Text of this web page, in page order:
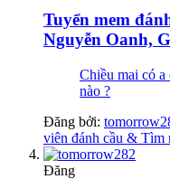
Tuyển mem
Nguyễn Oanh,
Chiều mai có a
nào ?
Đăng bởi:
viên đánh cầu & Tìm
Đăng